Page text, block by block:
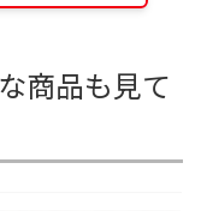
商品も見て